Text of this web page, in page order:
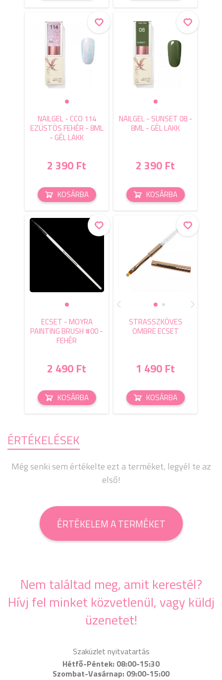
NAILGEL - CCO 114
EZÜSTÖS FEHÉR - 8ML
- GÉL LAKK
2 390 Ft
KOSÁRBA
NAILGEL - SUNSET 08 -
8ML - GÉL LAKK
2 390 Ft
KOSÁRBA
ECSET - MOYRA
PAINTING BRUSH #00 -
FEHÉR
2 490 Ft
KOSÁRBA
STRASSZKÖVES
OMBRE ECSET
1 490 Ft
KOSÁRBA
ÉRTÉKELÉSEK
Még senki sem értékelte ezt a terméket, legyél te az
első!
ÉRTÉKELEM A TERMÉKET
Nem találtad meg, amit kerestél?
Hívj fel minket közvetlenül, vagy küldj
üzenetet!
Szaküzlet nyitvatartás
Hétfő-Péntek: 08:00-15:30
Szombat-Vasárnap: 09:00-15:00